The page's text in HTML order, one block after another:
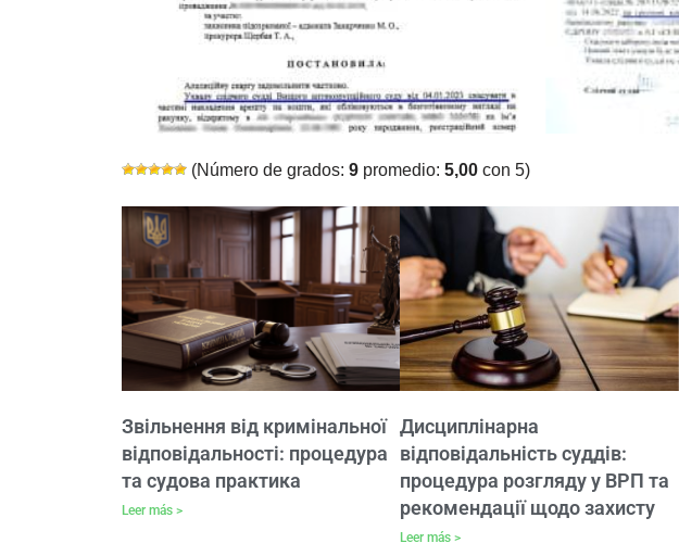
(Número de grados: 9 promedio: 5,00 con 5)
Звільнення від кримінальної
відповідальності: процедура
та судова практика
Leer más >
Дисциплінарна
відповідальність суддів:
процедура розгляду у ВРП та
рекомендації щодо захисту
Leer más >